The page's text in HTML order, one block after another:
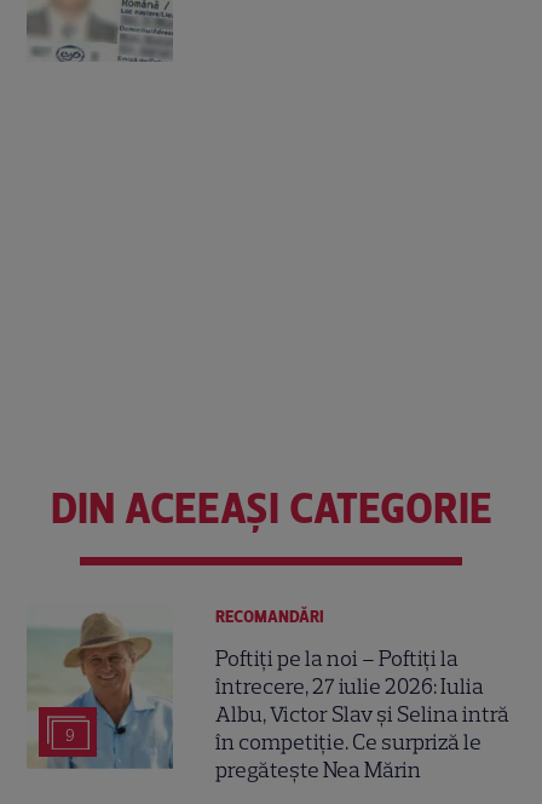
DIN ACEEAȘI CATEGORIE
9
RECOMANDĂRI
Poftiți pe la noi – Poftiți la
întrecere, 27 iulie 2026: Iulia
Albu, Victor Slav și Selina intră
în competiție. Ce surpriză le
pregătește Nea Mărin